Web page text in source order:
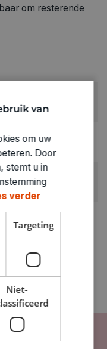
om resterende
van
om uw
Door
stemt u in
verder
Targeting
Niet-